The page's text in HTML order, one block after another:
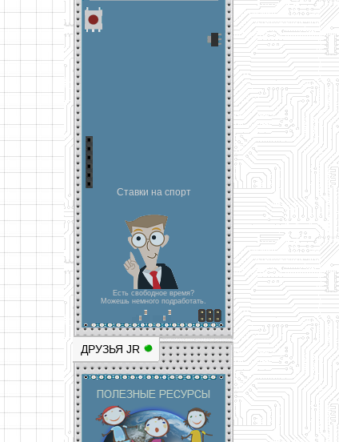
Ставки на спорт
Есть свободное время?
Можешь немного подработать.
ДРУЗЬЯ JR